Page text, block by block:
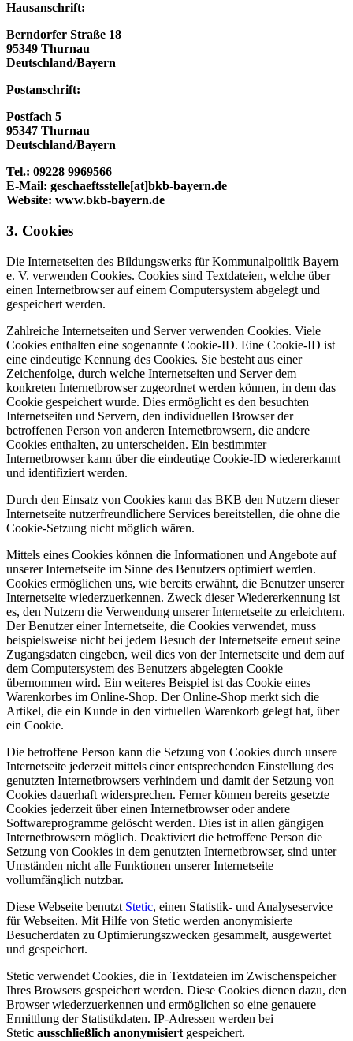
Hausanschrift:
Berndorfer Straße 18
95349 Thurnau
Deutschland/Bayern
Postanschrift:
Postfach 5
95347 Thurnau
Deutschland/Bayern
Tel.: 09228 9969566
E-Mail: geschaeftsstelle[at]bkb-bayern.de
Website: www.bkb-bayern.de
3. Cookies
Die Internetseiten des Bildungswerks für Kommunalpolitik Bayern
e. V. verwenden Cookies. Cookies sind Textdateien, welche über
einen Internetbrowser auf einem Computersystem abgelegt und
gespeichert werden.
Zahlreiche Internetseiten und Server verwenden Cookies. Viele
Cookies enthalten eine sogenannte Cookie-ID. Eine Cookie-ID ist
eine eindeutige Kennung des Cookies. Sie besteht aus einer
Zeichenfolge, durch welche Internetseiten und Server dem
konkreten Internetbrowser zugeordnet werden können, in dem das
Cookie gespeichert wurde. Dies ermöglicht es den besuchten
Internetseiten und Servern, den individuellen Browser der
betroffenen Person von anderen Internetbrowsern, die andere
Cookies enthalten, zu unterscheiden. Ein bestimmter
Internetbrowser kann über die eindeutige Cookie-ID wiedererkannt
und identifiziert werden.
Durch den Einsatz von Cookies kann das BKB den Nutzern dieser
Internetseite nutzerfreundlichere Services bereitstellen, die ohne die
Cookie-Setzung nicht möglich wären.
Mittels eines Cookies können die Informationen und Angebote auf
unserer Internetseite im Sinne des Benutzers optimiert werden.
Cookies ermöglichen uns, wie bereits erwähnt, die Benutzer unserer
Internetseite wiederzuerkennen. Zweck dieser Wiedererkennung ist
es, den Nutzern die Verwendung unserer Internetseite zu erleichtern.
Der Benutzer einer Internetseite, die Cookies verwendet, muss
beispielsweise nicht bei jedem Besuch der Internetseite erneut seine
Zugangsdaten eingeben, weil dies von der Internetseite und dem auf
dem Computersystem des Benutzers abgelegten Cookie
übernommen wird. Ein weiteres Beispiel ist das Cookie eines
Warenkorbes im Online-Shop. Der Online-Shop merkt sich die
Artikel, die ein Kunde in den virtuellen Warenkorb gelegt hat, über
ein Cookie.
Die betroffene Person kann die Setzung von Cookies durch unsere
Internetseite jederzeit mittels einer entsprechenden Einstellung des
genutzten Internetbrowsers verhindern und damit der Setzung von
Cookies dauerhaft widersprechen. Ferner können bereits gesetzte
Cookies jederzeit über einen Internetbrowser oder andere
Softwareprogramme gelöscht werden. Dies ist in allen gängigen
Internetbrowsern möglich. Deaktiviert die betroffene Person die
Setzung von Cookies in dem genutzten Internetbrowser, sind unter
Umständen nicht alle Funktionen unserer Internetseite
vollumfänglich nutzbar.
Diese Webseite benutzt Stetic, einen Statistik- und Analyseservice
für Webseiten. Mit Hilfe von Stetic werden anonymisierte
Besucherdaten zu Optimierungszwecken gesammelt, ausgewertet
und gespeichert.
Stetic verwendet Cookies, die in Textdateien im Zwischenspeicher
Ihres Browsers gespeichert werden. Diese Cookies dienen dazu, den
Browser wiederzuerkennen und ermöglichen so eine genauere
Ermittlung der Statistikdaten. IP-Adressen werden bei
Stetic ausschließlich anonymisiert gespeichert.